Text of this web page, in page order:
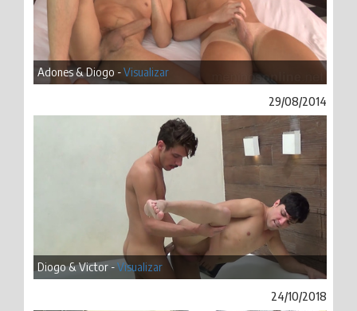
Adones & Diogo -Visualizar
29/08/2014
Diogo & Victor -Visualizar
24/10/2018